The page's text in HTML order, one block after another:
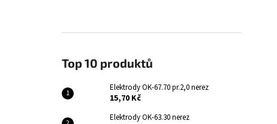
Top 10 produktů
Elektrody OK-67.70 pr.2,0 nerez
15,70 Kč
Elektrody OK-63.30 nerez